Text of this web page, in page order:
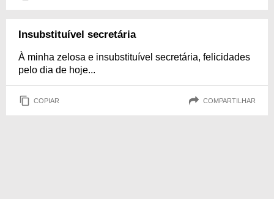
Insubstituível secretária
À minha zelosa e insubstituível secretária, felicidades
pelo dia de hoje...
COPIAR COMPARTILHAR